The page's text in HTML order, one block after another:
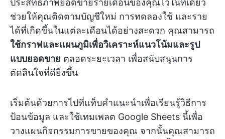
ประสิทธิภาพยอดขายรายเดือนของคุณไว้ในที่เดียว
ช่วยให้คุณติดตามบัญชีใหม่ การทดลองใช้ และราย
ได้ที่เกิดขึ้นในแต่ละเดือนได้อย่างสะดวก คุณสามารถ
ใช้กราฟและแผนภูมิเพื่อวิเคราะห์แนวโน้มและรูป
แบบยอดขาย ตลอดระยะเวลา เพื่อสนับสนุนการ
ตัดสินใจที่ดียิ่งขึ้น
เริ่มต้นด้วยการไปที่แท็บคำแนะนำเพื่อเรียนรู้วิธีการ
ป้อนข้อมูล และใช้เทมเพลต Google Sheets นี้เพื่อ
วางแผนกิจกรรมการขายของคุณ จากนั้นคุณสามารถ